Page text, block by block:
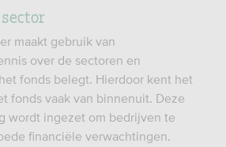
maakt gebruik van
over de sectoren en
fonds belegt. Hierdoor kent het
fonds vaak van binnenuit. Deze
wordt ingezet om bedrijven te
financiële verwachtingen.